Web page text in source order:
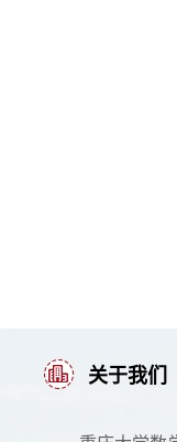
关于我们